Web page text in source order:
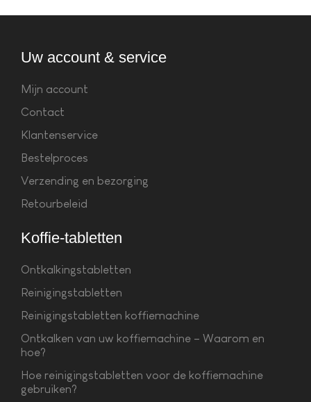
Uw account & service
Mijn account
Contact
Klantenservice
Bestelproces
Verzending en bezorging
Retourbeleid
Koffie-tabletten
Ontkalkingstabletten
Reinigingstabletten
Reinigingstabletten koffiemachine
Ontkalken van uw koffiemachine – Waarom en
hoe?
Hoe reinigingstabletten voor de koffiemachine
gebruiken?